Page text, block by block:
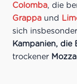
Colomba, die
Grappa und
sich
Kampanien, die
trockener